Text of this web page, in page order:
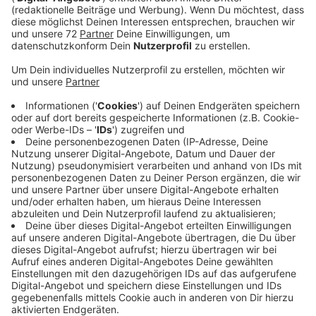
Veröffentlicht:Donnerstag, 06.02.2020 15:22
Anzeige
Jogi Löw ist der schönste Bundestrainer aller Zeiten
und aller Zeiten, die da noch kommen werden und noch
dreimal hin und zurück. Quasi im Alleingang hat er aus
einem rüden Haufen die "Fashion's-Eleven" geformt.
Selbstverständlich immer dabei: Sein Handy, mit dem
er in lieb gewonnener Manier per Sprachnachricht von
seinen Erlebnissen berichtet. Eben Jogis
Sprachnachricht, die Fußball-Comedy.
Anzeige